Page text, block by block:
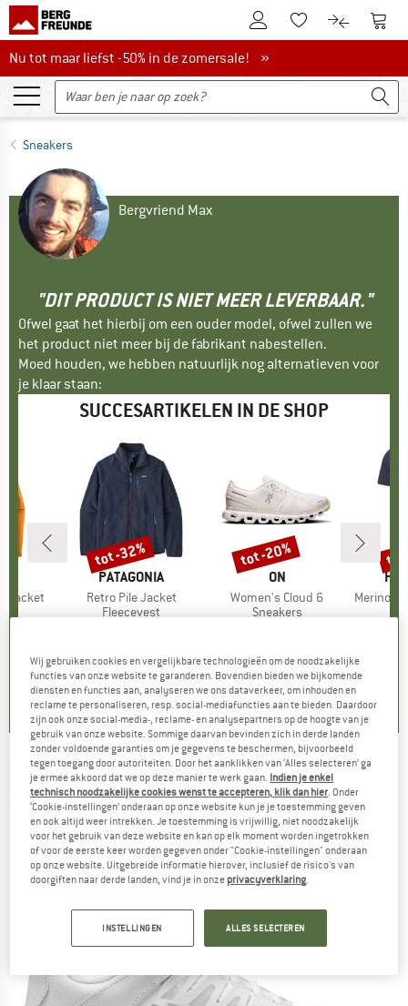
De klantenaccount
Naar deNaar de
Nu tot maar liefst -50% in de zomersale!
Nu tot maar liefst -50% in de zomersale! »
Sneakers
Bergvriend Max
"DIT PRODUCT IS NIET MEER LEVERBAAR."
Ofwel gaat het hierbij om een ouder model, ofwel zullen we
het product niet meer bij de fabrikant nabestellen.
Moed houden, we hebben natuurlijk nog alternatieven voor
je klaar staan:
SUCCESARTIKELEN IN DE SHOP
Jacket
8
)
MERK
PATAGONIA
Artikel
Retro Pile Jacket
Productgroep
Fleecevest
+1
4,6(71)
Korting
tot -32%
MERK
ON
Artikel
Women's Cloud 6
Productgroep
Sneakers
+9
4,7(48)
Korting
tot -20%
Artikel
MerinoMix150
tot
NIKE -Women's Reax 8 TR - Sneakers
(0)
Wij gebruiken cookies en vergelijkbare technologieën om de noodzakelijke
functies van onze website te garanderen. Bovendien bieden we bijkomende
diensten en functies aan, analyseren we ons dataverkeer, om inhouden en
reclame te personaliseren, resp. social-mediafuncties aan te bieden. Daardoor
zijn ook onze social-media-, reclame- en analysepartners op de hoogte van je
gebruik van onze website. Sommige daarvan bevinden zich in derde landen
zonder voldoende garanties om je gegevens te beschermen, bijvoorbeeld
tegen toegang door autoriteiten. Door het aanklikken van ‘Alles selecteren’ ga
je ermee akkoord dat we op deze manier te werk gaan. Indien je enkel
technisch noodzakelijke cookies wenst te accepteren, klik dan hier. Onder
‘Cookie-instellingen’ onderaan op onze website kun je je toestemming geven
en ook altijd weer intrekken. Je toestemming is vrijwillig, niet noodzakelijk
voor het gebruik van deze website en kan op elk moment worden ingetrokken
of voor de eerste keer worden gegeven onder "Cookie-instellingen" onderaan
op onze website. Uitgebreide informatie hierover, inclusief de risico's van
doorgiften naar derde landen, vind je in onze privacyverklaring.
INSTELLINGEN ALLES SELECTEREN